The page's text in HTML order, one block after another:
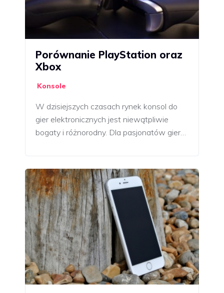
Porównanie PlayStation oraz
Xbox
Konsole
W dzisiejszych czasach rynek konsol do
gier elektronicznych jest niewątpliwie
bogaty i różnorodny. Dla pasjonatów gier…